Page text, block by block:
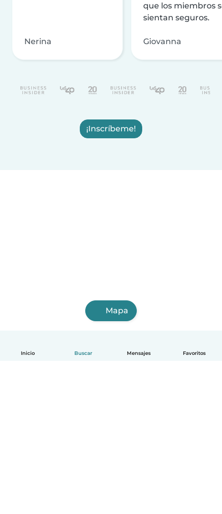
Inicio Buscar Mensajes Favoritos
Nerina
que los miembros
sientan seguros.
Giovanna
¡Inscríbeme!
Mapa